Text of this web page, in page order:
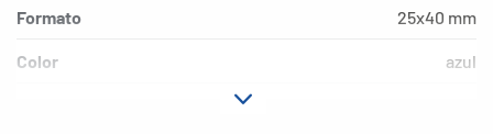
Formato 25x40 mm
Color azul